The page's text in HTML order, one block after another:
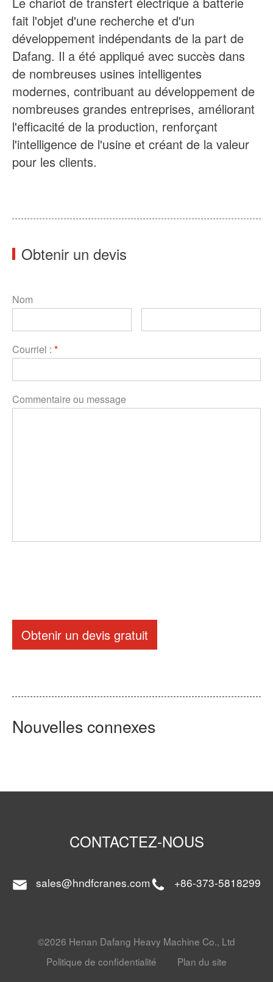
fait l'objet d'une recherche et d'un
développement indépendants de la part de
Dafang. Il a été appliqué avec succès dans
de nombreuses usines intelligentes
modernes, contribuant au développement de
nombreuses grandes entreprises, améliorant
l'efficacité de la production, renforçant
l'intelligence de l'usine et créant de la valeur
pour les clients.
Obtenir un devis
Nom
Courriel : *
Commentaire ou message
Obtenir un devis gratuit
Nouvelles connexes
CONTACTEZ-NOUS
sales@hndfcranes.com +86-373-5818299
©2026 Henan Dafang Heavy Machine Co., Ltd
Politique de confidentialité
Plan du site